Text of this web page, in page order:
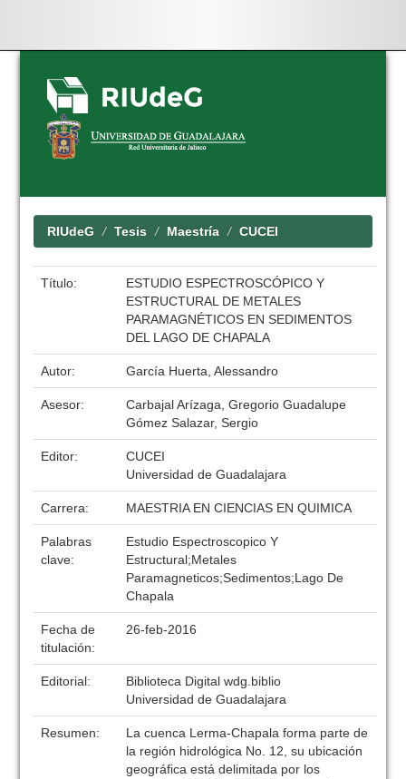
Skip
navigation
RIUdeG Tesis Maestría CUCEI
Título:
ESTUDIO ESPECTROSCÓPICO Y
ESTRUCTURAL DE METALES
PARAMAGNÉTICOS EN SEDIMENTOS
DEL LAGO DE CHAPALA
Autor: García Huerta, Alessandro
Asesor:
Carbajal Arízaga, Gregorio Guadalupe
Gómez Salazar, Sergio
Editor:
CUCEI
Universidad de Guadalajara
Carrera: MAESTRIA EN CIENCIAS EN QUIMICA
Palabras
clave:
Estudio Espectroscopico Y
Estructural;Metales
Paramagneticos;Sedimentos;Lago De
Chapala
Fecha de
titulación:
26-feb-2016
Editorial:
Biblioteca Digital wdg.biblio
Universidad de Guadalajara
Resumen:
La cuenca Lerma-Chapala forma parte de
la región hidrológica No. 12, su ubicación
geográfica está delimitada por los